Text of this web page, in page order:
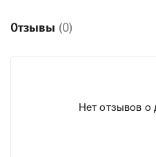
Технологія:Чорнильний
К Epson T0731H black (2 шт.)
Отзывы (0)
Нет отзывов о